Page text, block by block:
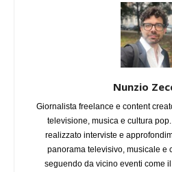
Nunzio
Giornalista freelance e content
televisione, musica e cultura
realizzato interviste e
panorama televisivo, musicale e
seguendo da vicino eventi come